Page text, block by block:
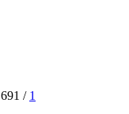
691 / 1